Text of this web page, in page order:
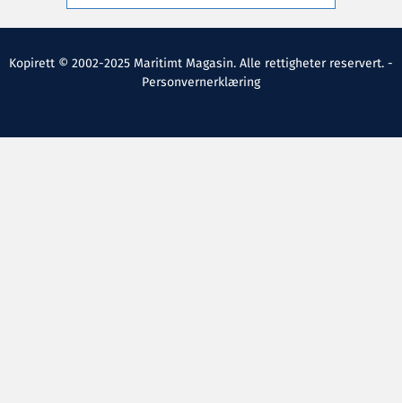
Kopirett © 2002-2025 Maritimt Magasin. Alle rettigheter reservert. -
Personvernerklæring